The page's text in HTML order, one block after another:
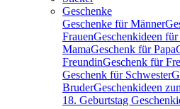
Geschenke
Geschenke für Männer
FrauenGeschenkideen
MamaGeschenk für Papa
FreundinGeschenk für
Geschenk für Schwester
BruderGeschenkideen
18. Geburtstag